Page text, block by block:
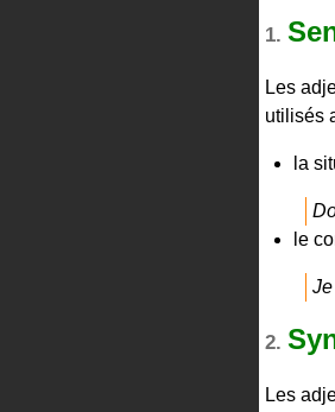
1.
Les
utilisés
la
le
2.
Les